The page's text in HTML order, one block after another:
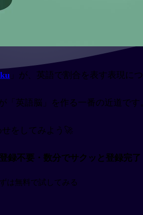
」が、英語で割合を表す表現に
「英語脳」を作る一番の近道です
をしてみよう🚀
録不要・数分でサクッと登録完了
は無料で試してみる